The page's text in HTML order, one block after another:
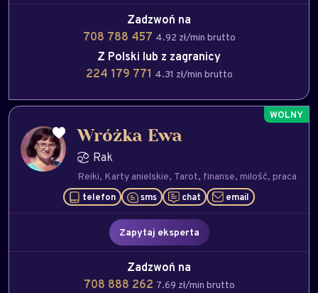
Zadzwoń na
708 788 457 4.92 zł/min brutto
Z Polski lub z zagranicy
224 179 771 4.31 zł/min brutto
Wróżka Ewa
Rak
Reiki Karty anielskie Tarot finanse milość praca
telefon sms chat email
Zapytaj eksperta
Zadzwoń na
708 888 262 7.69 zł/min brutto